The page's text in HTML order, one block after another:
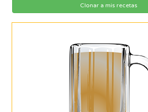
Clonar a mis recetas